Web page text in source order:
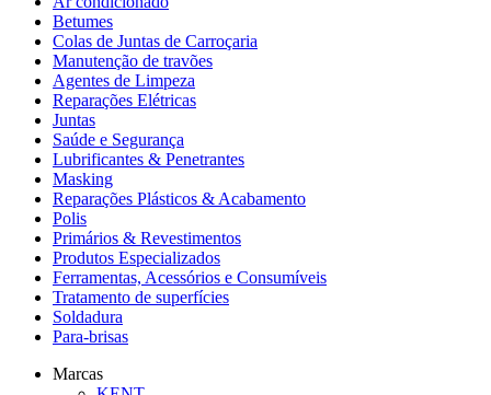
Betumes
Colas de Juntas de Carroçaria
Manutenção de travões
Agentes de Limpeza
Reparações Elétricas
Juntas
Saúde e Segurança
Lubrificantes & Penetrantes
Masking
Reparações Plásticos & Acabamento
Polis
Primários & Revestimentos
Produtos Especializados
Ferramentas, Acessórios e Consumíveis
Tratamento de superfícies
Soldadura
Para-brisas
Marcas